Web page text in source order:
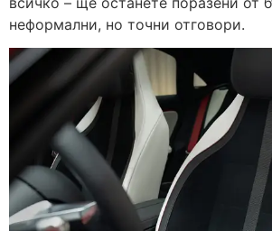
неформални, но точни отговори.